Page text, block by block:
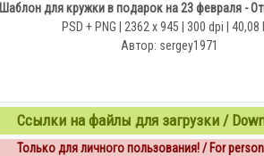
Шаблон для кружки в подарок на 23 февраля -
PSD + PNG | 2362 x 945 | 300 dpi | 40,08
Автор: sergey1971
Ссылки на файлы для загрузки /
Только для личного пользования! / For